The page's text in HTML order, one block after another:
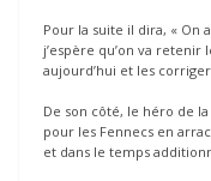
Pour la suite il dira, « On
j’espère qu’on va retenir
aujourd’hui et les
De son côté, le héro de
pour les Fennecs en
et dans le temps